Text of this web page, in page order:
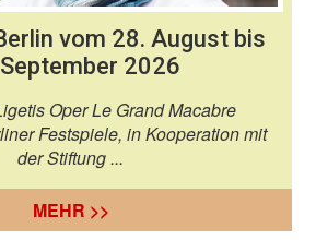
vom 28. August bis
2026
Oper Le Grand Macabre
Festspiele, in Kooperation mit
der Stiftung ...
MEHR >>